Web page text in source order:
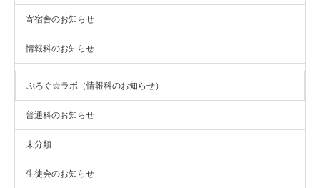
寄宿舎のお知らせ
情報科のお知らせ
ぷろぐ☆ラボ（情報科のお知らせ）
普通科のお知らせ
未分類
生徒会のお知らせ